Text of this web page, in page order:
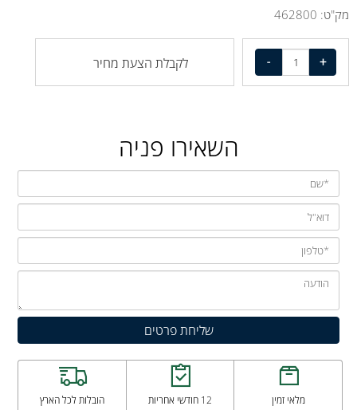
מק"ט: 462800
לקבלת הצעת מחיר
השאירו פניה
מלאי זמין 12 חודשי אחריות הובלות לכל הארץ